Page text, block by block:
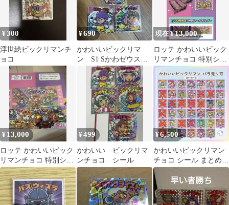
¥300
浮世絵ビックリマンチ
ョコ
¥690
かわいいビックリマ
ン S1 Sかわゼウス
他 3枚セット
現在 ¥13,000
ロッテ かわいいビック
リマンチョコ 特別シー
ルホルダー付 1000冊
限
¥ 13,000
ロッテ かわいいビック
リマンチョコ 特別シー
ルホルダー付 1000冊
限定品
¥499
かわいい ビックリマ
ンチョコ シール
¥6,500
かわいいビックリマン
チョコ シール まとめ売
り 28種【バラ売り可】